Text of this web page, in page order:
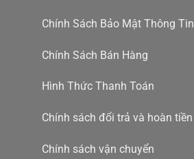
Chính Sách Bảo Mật Thông Tin
Chính Sách Bán Hàng
Hình Thức Thanh Toán
Chính sách đổi trả và hoàn tiền
Chính sách vận chuyển